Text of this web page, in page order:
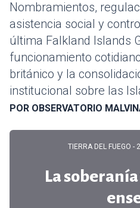
Nombramientos,
asistencia social y
última Falkland Islands
funcionamiento
británico y la
institucional sobre las
POR OBSERVATORIO
TIERRA DEL FUEGO -
La